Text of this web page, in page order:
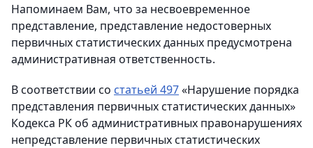
Напоминаем Вам, что за несвоевременное
представление, представление недостоверных
первичных статистических данных предусмотрена
административная ответственность.
В соответствии со статьей 497«Нарушение порядка
представления первичных статистических данных»
Кодекса РК об административных правонарушениях
непредставление первичных статистических